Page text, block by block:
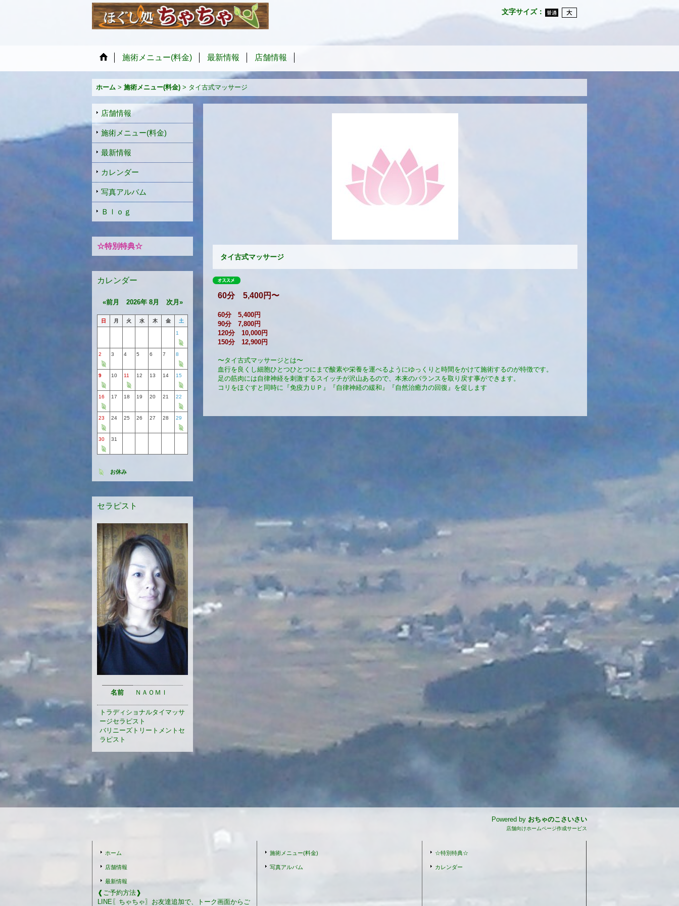
文字サイズ：
施術メニュー(料金) 最新情報 店舗情報
ホーム > 施術メニュー(料金) > タイ古式マッサージ
店舗情報
施術メニュー(料金)
最新情報
カレンダー
写真アルバム
Ｂｌｏｇ
☆特別特典☆
カレンダー
«前月 2026年 8月 次月»
日 月 火 水 木 金 土
1
2 3 4 5 6 7 8
9 10 11 12 13 14 15
16 17 18 19 20 21 22
23 24 25 26 27 28 29
30 31
お休み
セラピスト
名前 ＮＡＯＭＩ
トラディショナルタイマッサ
ージセラピスト
バリニーズトリートメントセ
ラピスト
タイ古式マッサージ
60分 5,400円〜
60分 5,400円
90分 7,800円
120分 10,000円
150分 12,900円
〜タイ古式マッサージとは〜
血行を良くし細胞ひとつひとつにまで酸素や栄養を運べるようにゆっくりと時間をかけて施術するのが特徴です。
足の筋肉には自律神経を刺激するスイッチが沢山あるので、本来のバランスを取り戻す事ができます。
コリをほぐすと同時に『免疫力ＵＰ』『自律神経の緩和』『自然治癒力の回復』を促します
Powered by おちゃのこさいさい
店舗向けホームページ作成サービス
ホーム
店舗情報
最新情報
❰ご予約方法❱
LINE〖ちゃちゃ〗お友達追加で、トーク画面からご
施術メニュー(料金)
写真アルバム
☆特別特典☆
カレンダー